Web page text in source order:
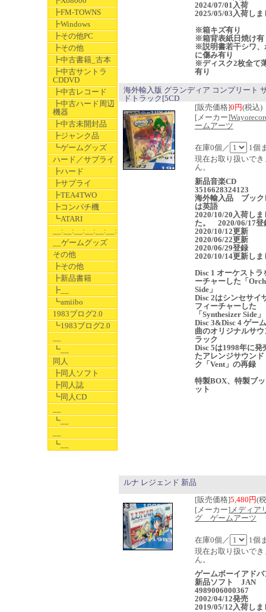
┣FM-TOWNS
┣Windows
┣その他PC
┣その他
┣中古書籍_古本
┣中古サントラ
CDDVD
┣中古レコード
┣中古ハード周辺
機器
┣中古未開封品
┣ジャンク品
┗ゲームグッズ
ハード／サプライ
┣ハード
┣サプライ
┣TEA4TWO
┣コンパチ機
┗ATARI
__:__:__:__:__:__:__
__ゲームグッズ
その他
┣その他
┣新品書籍
┣__
┗amiibo
1983ブログ2.0
┗1983ブログ2.0
┗__
同人
┣同人ソフト
┣同人誌
┗同人CD
┗__
┗__
2024/07/01入荷
2025/05/03入荷しま
※箱キズ有り
※箱背表紙日焼け有
※説明書若干シワ、
に傷み有り
※ディスク2枚全て
有り
海外輸入版 グランディア コンプリート
ドトラック[5CD
[販売価格]0円(税込)
[メーカー]
ームアーツ
在庫0個／
1個
現在お取り扱いでき
ん。
新品音楽CD
3516628324123
海外輸入品 ブック
は英語
2020/10/20入荷しま
た。 2020/06/17登
2020/10/12更新
2020/06/22更新
2020/06/29登録
2020/10/14更新しま
Disc 1 オーケストラ
ーチャーした「
Side」
Disc 2はシンセサイ
フィーチャーした
「Synthesizer Side」
Disc 3&Disc 4 ゲー
曲のオリジナルサ
ラック
Disc 5は1998年に発
たアレンジサウンド
ク「Vent」の再録
特製BOX、特製ブ
ット
ルナ レジェンド 新品
[販売価格]5,480円(
[メーカー]メディア
グ ゲームアーツ
在庫0個／
1個
現在お取り扱いでき
ん。
ゲームボーイアドバ
新品ソフト JAN
4989006000367
2002/04/12発売
2019/05/12入荷しま